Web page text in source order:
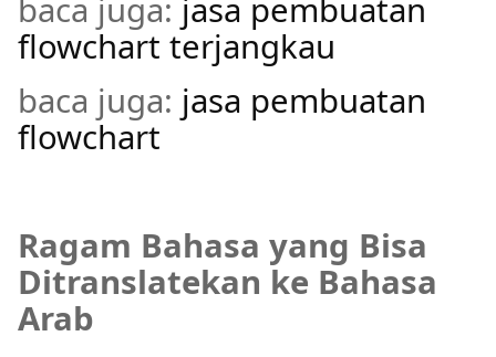
baca juga: jasa pembuatan
flowchart terjangkau
baca juga: jasa pembuatan
flowchart
Ragam Bahasa yang Bisa
Ditranslatekan ke Bahasa
Arab